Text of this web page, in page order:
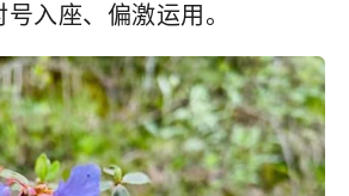
入座、偏激运用。